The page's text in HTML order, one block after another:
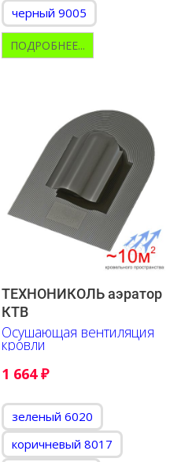
черный 9005
ПОДРОБНЕЕ...
ТЕХНОНИКОЛЬ аэратор
КТВ
Осушающая вентиляция
кровли
1 664₽
зеленый 6020
коричневый 8017